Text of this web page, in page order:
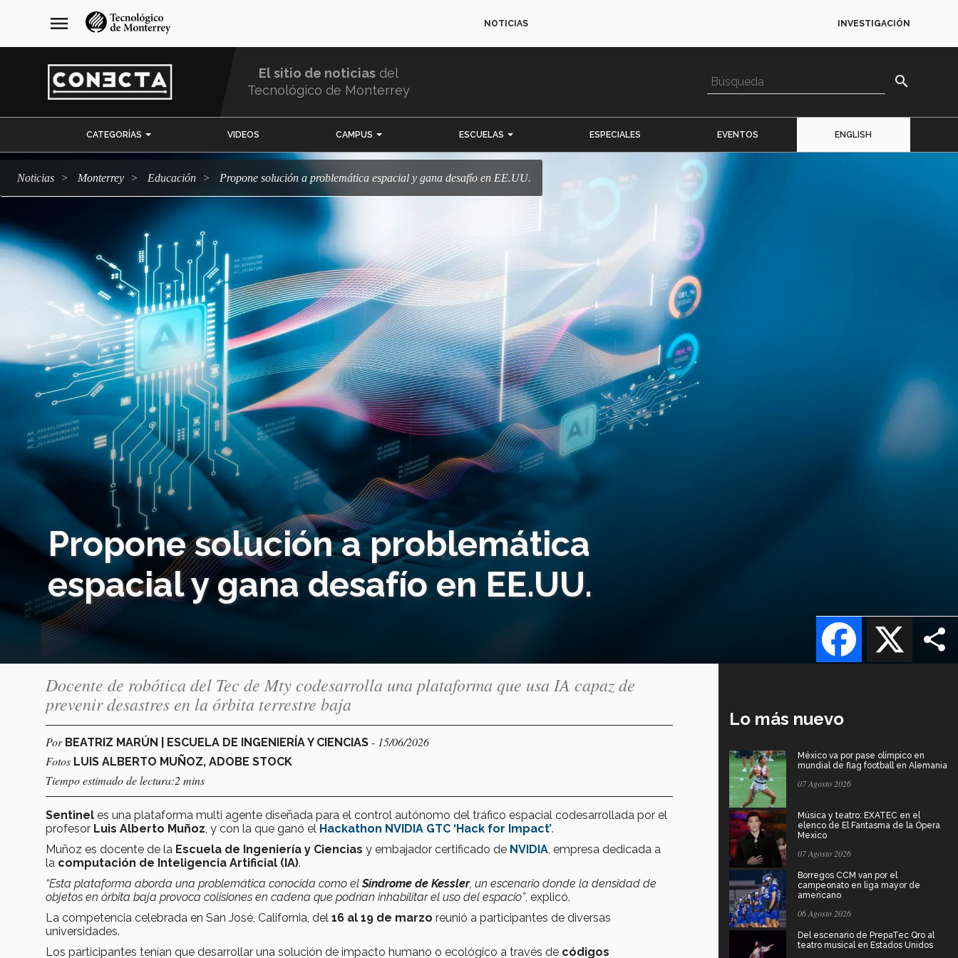
navegación
principal
menu NOTICIAS INVESTIGACIÓN
El sitio de noticias del
Tecnológico de Monterrey
search
CATEGORÍAS VIDEOS CAMPUS ESCUELAS ESPECIALES EVENTOS ENGLISH
Noticias Monterrey Educación Propone solución a problemática espacial y gana desafío en EE.UU.
Propone solución a problemática
espacial y gana desafío en EE.UU.
X
Facebook
Docente de robótica del Tec de Mty codesarrolla una plataforma que usa IA capaz de
prevenir desastres en la órbita terrestre baja
Por BEATRIZ MARÚN | ESCUELA DE INGENIERÍA Y CIENCIAS - 15/06/2026
Fotos LUIS ALBERTO MUÑOZ, ADOBE STOCK
Tiempo estimado de lectura:2 mins
Sentinel es una plataforma multi agente diseñada para el control autónomo del tráfico espacial codesarrollada por el
profesor Luis Alberto Muñoz , y con la que ganó el Hackathon NVIDIA GTC ‘Hack for Impact’.
Muñoz es docente de la Escuela de Ingeniería y Ciencias y embajador certificado de NVIDIA , empresa dedicada a
la computación de Inteligencia Artificial (IA).
“Esta plataforma aborda una problemática conocida como elSíndrome de Kessler, un escenario donde la densidad de
objetos en órbita baja provoca colisiones en cadena que podrían inhabilitar el uso del espacio”, explicó.
La competencia celebrada en San José, California, del 16 al 19 de marzo reunió a participantes de diversas
universidades.
Los participantes tenían que desarrollar una solución de impacto humano o ecológico a través de códigos
Lo más nuevo
México va por pase olímpico en
mundial de flag football en Alemania
07 Agosto 2026
Música y teatro: EXATEC en el
elenco de El Fantasma de la Ópera
Mexico
07 Agosto 2026
Borregos CCM van por el
campeonato en liga mayor de
americano
06 Agosto 2026
Del escenario de PrepaTec Qro al
teatro musical en Estados Unidos